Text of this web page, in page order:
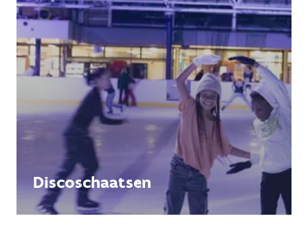
Discoschaatsen